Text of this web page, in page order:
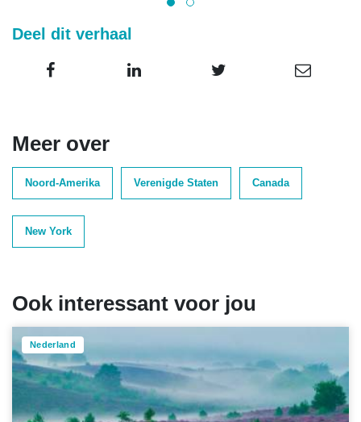
Deel dit verhaal
Meer over
Noord-Amerika Verenigde Staten Canada
New York
Ook interessant voor jou
Nederland